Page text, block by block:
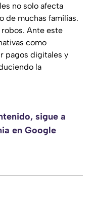
no solo afecta
de muchas familias.
Ante este
como
pagos digitales y
la
sigue a
en Google